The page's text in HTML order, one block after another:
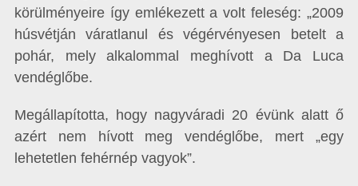
körülményeire így emlékezett a volt feleség: „2009
húsvétján váratlanul és végérvényesen betelt a
pohár, mely alkalommal meghívott a Da Luca
vendéglőbe.
Megállapította, hogy nagyváradi 20 évünk alatt ő
azért nem hívott meg vendéglőbe, mert „egy
lehetetlen fehérnép vagyok”.